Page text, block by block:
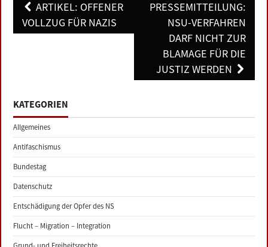
Post
navigation
ARTIKEL: OFFENER
VOLLZUG FÜR NAZIS
PRESSEMITTEILUNG:
NSU-VERFAHREN
DARF NICHT ZUR
BLAMAGE FÜR DIE
JUSTIZ WERDEN
KATEGORIEN
Allgemeines
Antifaschismus
Bundestag
Datenschutz
Entschädigung der Opfer des NS
Flucht – Migration – Integration